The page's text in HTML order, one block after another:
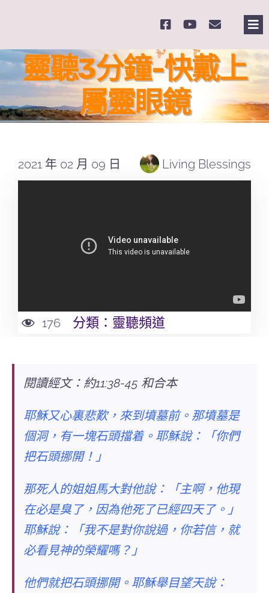
content
靈聽3分鐘-快戴上
屬靈眼鏡
2021 年 02 月 09 日 Living Blessings
176 分類： 靈聽頻道
閱讀經文：約11:38-45 和合本
耶穌又心裏悲歎，來到墳墓前。那墳墓是
個洞，有一塊石頭擋着。耶穌說：「你們
把石頭挪開！」
那死人的姐姐馬大對他說：「主啊，他現
在必是臭了，因為他死了已經四天了。」
耶穌說：
「我不是對你說過，你若信，就
必看見神的榮耀嗎？」
他們就把石頭挪開。耶穌舉目望天說：